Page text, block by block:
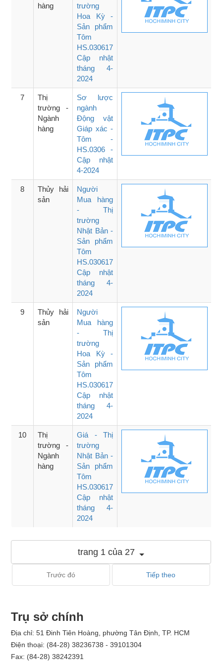
hàng
trường
Hoa Kỳ -
Sản phẩm
Tôm
HS.030617
Cập nhật
tháng 4-
2024
7
Thị
trường -
Ngành
hàng
Sơ lược
ngành
Động vật
Giáp xác -
Tôm -
HS.0306 -
Cập nhật
4-2024
8
Thủy hải
sản
Người
Mua hàng
- Thị
trường
Nhật Bản -
Sản phẩm
Tôm
HS.030617
Cập nhật
tháng 4-
2024
9
Thủy hải
sản
Người
Mua hàng
- Thị
trường
Hoa Kỳ -
Sản phẩm
Tôm
HS.030617
Cập nhật
tháng 4-
2024
10
Thị
trường -
Ngành
hàng
Giá - Thị
trường
Nhật Bản -
Sản phẩm
Tôm
HS.030617
Cập nhật
tháng 4-
2024
trang 1 của 27
Trước đó Tiếp theo
Trụ sở chính
Địa chỉ: 51 Đinh Tiên Hoàng, phường Tân Định, TP. HCM
Điện thoại: (84-28) 38236738 - 39101304
Fax: (84-28) 38242391